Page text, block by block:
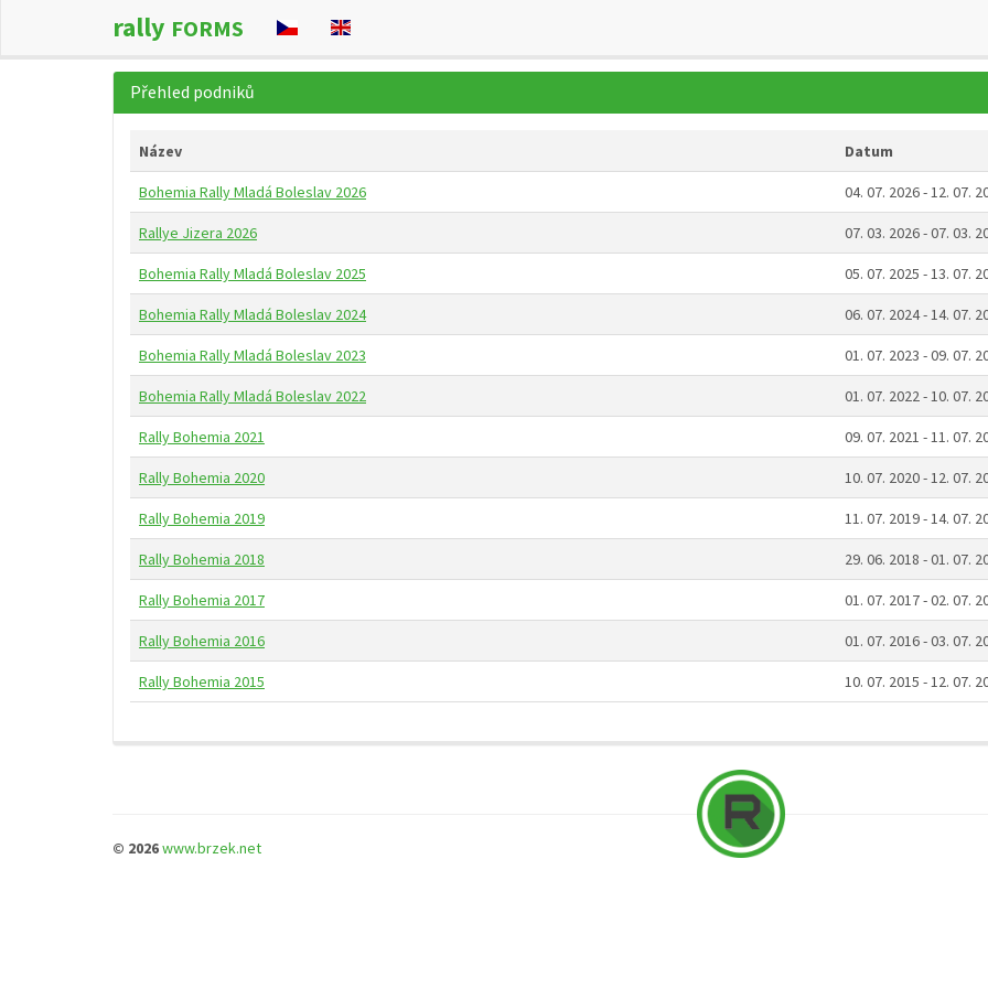
rally FORMS
Přehled podniků
Název Datum
Bohemia Rally Mladá Boleslav 2026 04. 07. 2026 - 12. 07.
Rallye Jizera 2026 07. 03. 2026 - 07. 03.
Bohemia Rally Mladá Boleslav 2025 05. 07. 2025 - 13. 07.
Bohemia Rally Mladá Boleslav 2024 06. 07. 2024 - 14. 07.
Bohemia Rally Mladá Boleslav 2023 01. 07. 2023 - 09. 07.
Bohemia Rally Mladá Boleslav 2022 01. 07. 2022 - 10. 07.
Rally Bohemia 2021 09. 07. 2021 - 11. 07.
Rally Bohemia 2020 10. 07. 2020 - 12. 07.
Rally Bohemia 2019 11. 07. 2019 - 14. 07.
Rally Bohemia 2018 29. 06. 2018 - 01. 07.
Rally Bohemia 2017 01. 07. 2017 - 02. 07.
Rally Bohemia 2016 01. 07. 2016 - 03. 07.
Rally Bohemia 2015 10. 07. 2015 - 12. 07.
© 2026www.brzek.net